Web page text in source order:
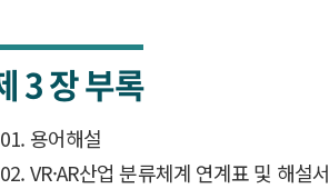
3 장부록
01. 용어해설
02. VR·AR산업 분류체계 연계표 및 해설서